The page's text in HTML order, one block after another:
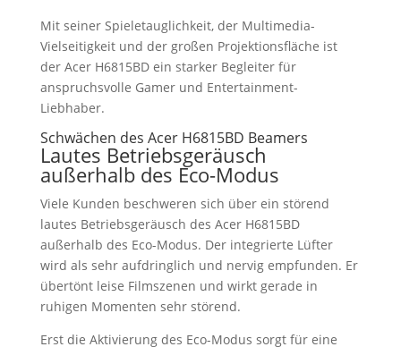
Mit seiner Spieletauglichkeit, der Multimedia-
Vielseitigkeit und der großen Projektionsfläche ist
der Acer H6815BD ein starker Begleiter für
anspruchsvolle Gamer und Entertainment-
Liebhaber.
Schwächen des Acer H6815BD Beamers
Lautes Betriebsgeräusch
außerhalb des Eco-Modus
Viele Kunden beschweren sich über ein störend
lautes Betriebsgeräusch des Acer H6815BD
außerhalb des Eco-Modus. Der integrierte Lüfter
wird als sehr aufdringlich und nervig empfunden. Er
übertönt leise Filmszenen und wirkt gerade in
ruhigen Momenten sehr störend.
Erst die Aktivierung des Eco-Modus sorgt für eine